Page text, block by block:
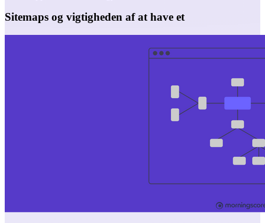
Sitemaps og vigtigheden af at have et